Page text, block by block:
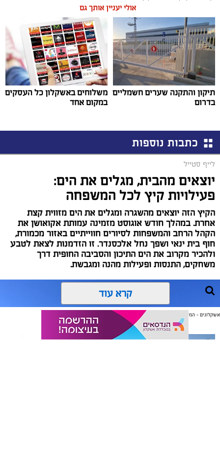
אולי יעניין אותך גם
תיקון והתקנה שערים חשמליים
בדרום
משלוחים באשקלון כל העסקים
במקום אחד
כתבות נוספות
לייף סטייל
יוצאים מהבית, מגלים את הים:
פעילויות קיץ לכל המשפחה
הקיץ הזה יוצאים מהשגרה ומגלים את הים מזווית קצת
אחרת. במהלך חודש אוגוסט מזמינה עמותת אקואושן את
הקהל הרחב והמשפחות לסיורים חווייתיים באזור מכמורת,
חוף בית ינאי ושפך נחל אלכסנדר. זו הזדמנות לצאת לטבע
ולהכיר מקרוב את הים התיכון והסביבה החופית דרך
משחקים, התנסות ופעילות מהנה ומגבשת.
קרא עוד
אשקלונים - המקומון היומי של אשקלון באינטרנט
אולי יעניין אותך גם